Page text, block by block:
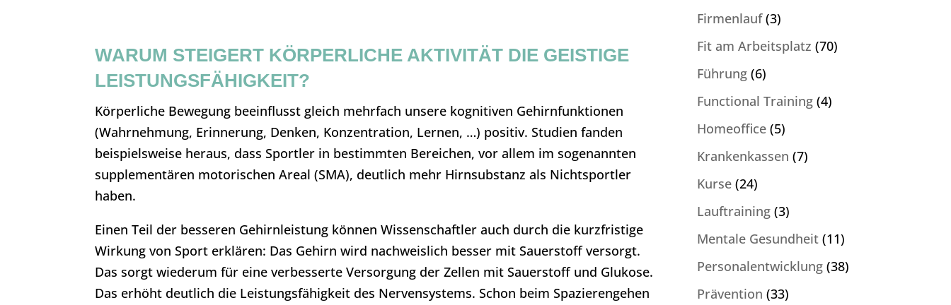
WARUM STEIGERT KÖRPERLICHE AKTIVITÄT DIE GEISTIGE
LEISTUNGSFÄHIGKEIT?
Körperliche Bewegung beeinflusst gleich mehrfach unsere kognitiven Gehirnfunktionen
(Wahrnehmung, Erinnerung, Denken, Konzentration, Lernen, …) positiv. Studien fanden
beispielsweise heraus, dass Sportler in bestimmten Bereichen, vor allem im sogenannten
supplementären motorischen Areal (SMA), deutlich mehr Hirnsubstanz als Nichtsportler
haben.
Einen Teil der besseren Gehirnleistung können Wissenschaftler auch durch die kurzfristige
Wirkung von Sport erklären: Das Gehirn wird nachweislich besser mit Sauerstoff versorgt.
Das sorgt wiederum für eine verbesserte Versorgung der Zellen mit Sauerstoff und Glukose.
Das erhöht deutlich die Leistungsfähigkeit des Nervensystems. Schon beim Spazierengehen
Firmenlauf(3)
Fit am Arbeitsplatz (70)
Führung (6)
Functional Training (4)
Homeoffice (5)
Krankenkassen (7)
Kurse (24)
Lauftraining (3)
Mentale Gesundheit (11)
Personalentwicklung (38)
Prävention (33)